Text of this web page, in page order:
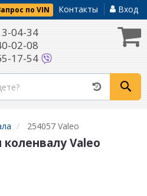
по VIN Контакты Вход
04-34
02-08
17-54
254057 Valeo
Valeo